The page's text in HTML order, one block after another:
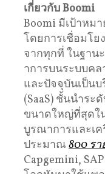
เกี่ยวกับBoomi
Boomi มีเป้าหม
โดยการเชื่อมโ
จากทุกที่ ในฐาน
าการบนระบบคล
และปัจจุบันเป็น
(SaaS) ชั้นนำร
ขนาดใหญ่ที่สุดใ
บูรณาการและเ
ประมาณ 800 รา
Capgemini,